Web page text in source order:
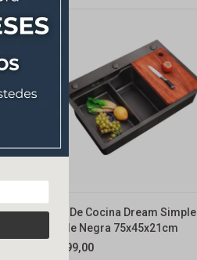
Pileta De Cocina Dream Simple
Grande Negra 75x45x21cm
199,00